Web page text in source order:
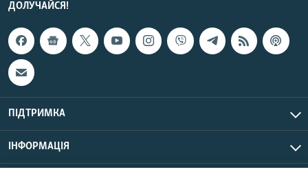
ДОЛУЧАЙСЯ!
ПІДТРИМКА
ІНФОРМАЦІЯ